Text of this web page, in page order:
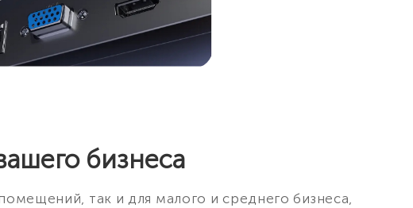
бизнеса
так и для малого и среднего бизнеса,